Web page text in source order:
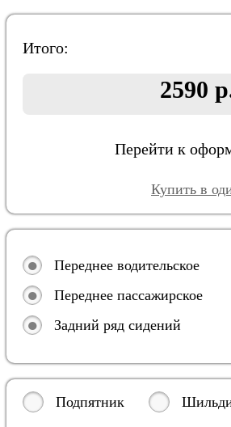
Итого:
2590
Перейти к
Купить в
Переднее водительское
Переднее пассажирское
Задний ряд сидений
Подпятник